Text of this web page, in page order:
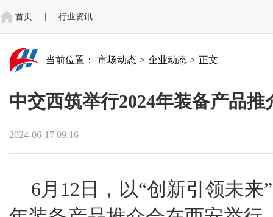
首页 行业资讯
当前位置： 市场动态 > 企业动态 > 正文
中交西筑举行2024年装备产品推
2024-06-17 09:16
6月12日，以“创新引领未来